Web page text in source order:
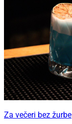
Za večeri bez žurbe